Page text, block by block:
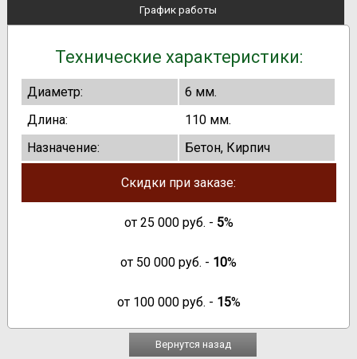
График работы
Технические характеристики:
Диаметр:
6 мм.
Длина:
110 мм.
Назначение:
Бетон, Кирпич
Скидки при заказе:
от 25 000руб. - 5%
от 50 000 руб. - 10%
от 100 000руб. - 15%
Вернутся назад